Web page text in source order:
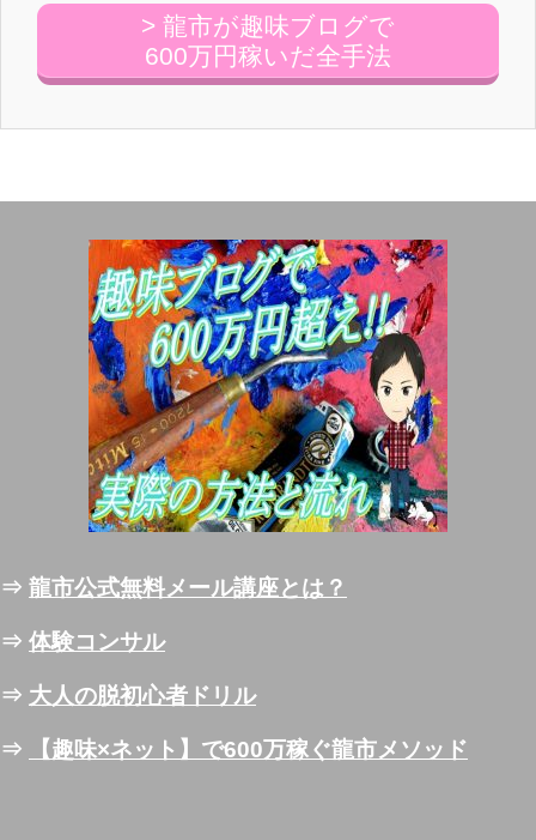
> 龍市が趣味ブログで
600万円稼いだ全手法
⇒ 龍市公式無料メール講座とは？
⇒ 体験コンサル
⇒ 大人の脱初心者ドリル
⇒ 【趣味×ネット】で600万稼ぐ龍市メソッド